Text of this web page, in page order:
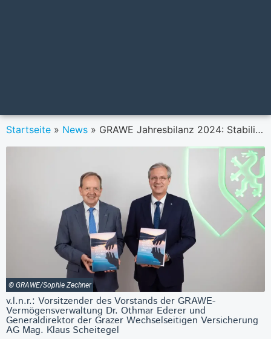
Startseite » News » GRAWE Jahresbilanz 2024: Stabilität und neue Impulse
© GRAWE/Sophie Zechner
v.l.n.r.: Vorsitzender des Vorstands der GRAWE-
Vermögensverwaltung Dr. Othmar Ederer und
Generaldirektor der Grazer Wechselseitigen Versicherung
AG Mag. Klaus Scheitegel